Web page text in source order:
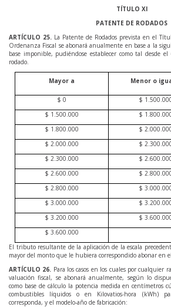
TÍTULO XI
PATENTE DE RODADOS
ARTÍCULO 25. La Patente de Rodados prevista en el
Ordenanza Fiscal se abonará anualmente en base a la
base imponible, pudiéndose establecer como tal desde
rodado.
Mayor a Menor o
$ 0 $
$ 1.500.000
$
$ 1.800.000
$
$ 2.000.000
$
$ 2.300.000
$
$ 2.600.000
$
$ 2.800.000
$
$ 3.000.000
$
$ 3.200.000
$
$ 3.600.000
El tributo resultante de la aplicación de la escala
mayor del monto que le hubiera correspondido abonar en
ARTÍCULO 26. Para los casos en los cuales por cualquier
valuación fiscal, se abonará anualmente, según lo
como base de cálculo la potencia medida en centímetros
combustibles líquidos o en Kilovatios-hora (kWh)
corresponda, y el modelo-año de fabricación: